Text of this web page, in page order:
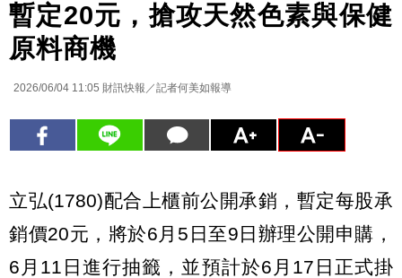
暫定20元，搶攻天然色素與保健
原料商機
2026/06/04 11:05 財訊快報／記者何美如報導
立弘(1780)配合上櫃前公開承銷，暫定每股承
銷價20元，將於6月5日至9日辦理公開申購，
6月11日進行抽籤，並預計於6月17日正式掛